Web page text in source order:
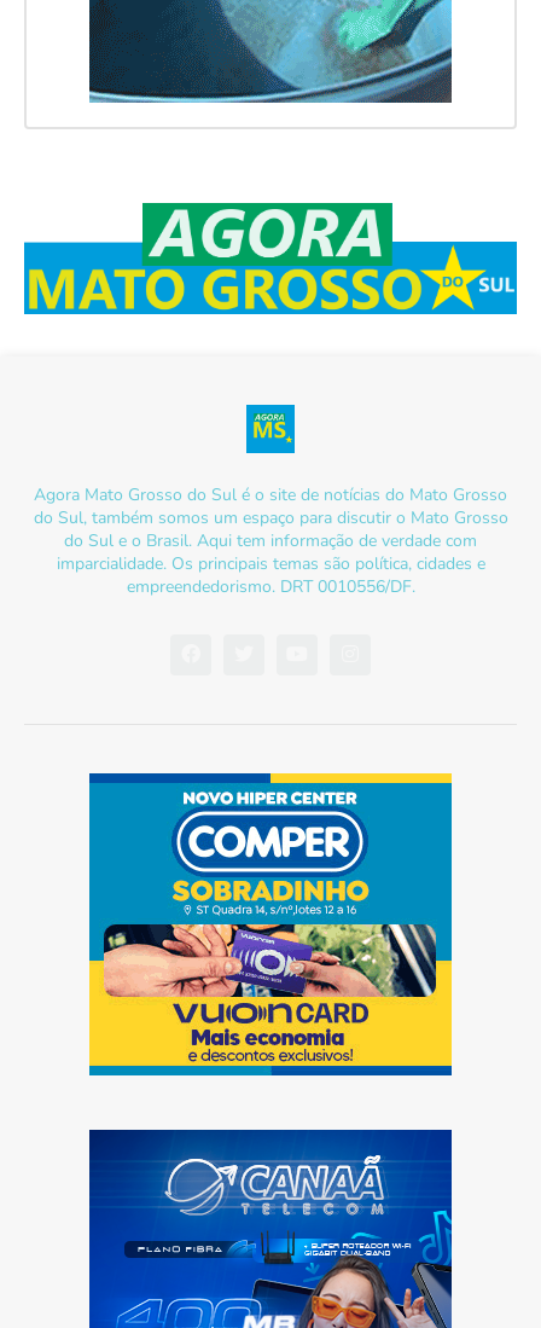
Agora Mato Grosso do Sul é o site de notícias do Mato Grosso
do Sul, também somos um espaço para discutir o Mato Grosso
do Sul e o Brasil. Aqui tem informação de verdade com
imparcialidade. Os principais temas são política, cidades e
empreendedorismo. DRT 0010556/DF.